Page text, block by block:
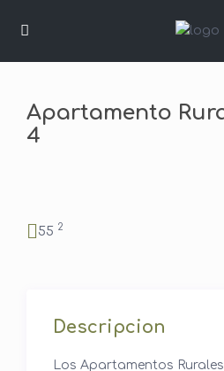
Apartamento
4
55 2
Descripcion
Los Apartamentos Rurales